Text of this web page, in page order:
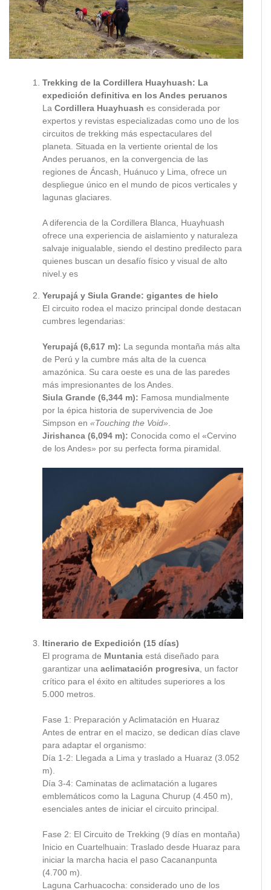
Trekking de la Cordillera Huayhuash: La
expedición definitiva en los Andes peruanos
La Cordillera Huayhuash es considerada por
expertos y revistas especializadas como uno de los
circuitos de trekking más espectaculares del
planeta. Situada en la vertiente oriental de los
Andes peruanos, en la convergencia de las
regiones de Áncash, Huánuco y Lima, ofrece un
despliegue único en el mundo de picos verticales y
lagunas glaciares.
A diferencia de la Cordillera Blanca, Huayhuash
ofrece una experiencia de aislamiento y naturaleza
salvaje inigualable, siendo el destino predilecto para
quienes buscan un desafío físico y visual de alto
nivel.y es
Yerupajá y Siula Grande: gigantes de hielo
El circuito rodea el macizo principal donde destacan
cumbres legendarias:
Yerupajá (6,617 m): La segunda montaña más alta
de Perú y la cumbre más alta de la cuenca
amazónica. Su cara oeste es una de las paredes
más impresionantes de los Andes.
Siula Grande (6,344 m): Famosa mundialmente
por la épica historia de supervivencia de Joe
Simpson en «Touching the Void».
Jirishanca (6,094 m): Conocida como el «Cervino
de los Andes» por su perfecta forma piramidal.
Itinerario de Expedición (15 días)
El programa de Muntania está diseñado para
garantizar una aclimatación progresiva, un factor
crítico para el éxito en altitudes superiores a los
5.000 metros.
Fase 1: Preparación y Aclimatación en Huaraz
Antes de entrar en el macizo, se dedican días clave
para adaptar el organismo:
Día 1-2: Llegada a Lima y traslado a Huaraz (3.052
m).
Día 3-4: Caminatas de aclimatación a lugares
emblemáticos como la Laguna Churup (4.450 m),
esenciales antes de iniciar el circuito principal.
Fase 2: El Circuito de Trekking (9 días en montaña)
Inicio en Cuartelhuain: Traslado desde Huaraz para
iniciar la marcha hacia el paso Cacananpunta
(4.700 m).
Laguna Carhuacocha: considerado uno de los